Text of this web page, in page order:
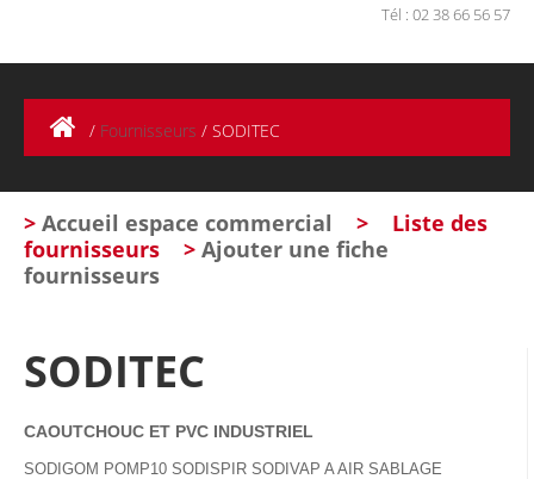
Tél : 02 38 66 56 57
/ Fournisseurs / SODITEC
> Accueil espace commercial >
Liste des
fournisseurs
> Ajouter une fiche
fournisseurs
SODITEC
CAOUTCHOUC ET PVC INDUSTRIEL
SODIGOM POMP10 SODISPIR SODIVAP A AIR SABLAGE